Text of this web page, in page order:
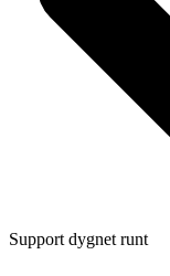
Support dygnet runt